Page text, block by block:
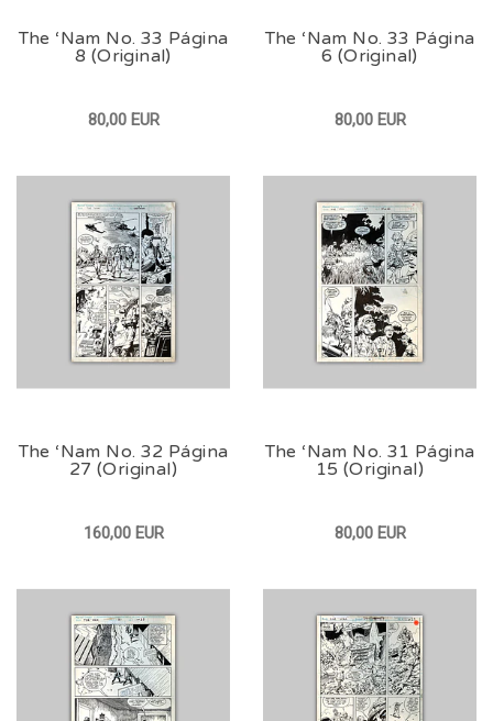
The ‘Nam No. 33 Página
8 (Original)
80,00 EUR
The ‘Nam No. 33 Página
6 (Original)
80,00 EUR
The ‘Nam No. 32 Página
27 (Original)
160,00 EUR
The ‘Nam No. 31 Página
15 (Original)
80,00 EUR